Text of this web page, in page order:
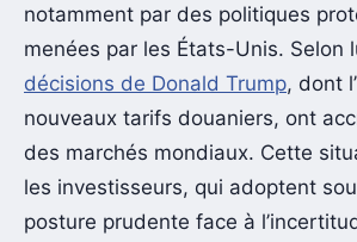
notamment par des politiques
menées par les États-Unis. Selon
décisions de Donald Trump, dont
nouveaux tarifs douaniers, ont
des marchés mondiaux. Cette
les investisseurs, qui adoptent
posture prudente face à